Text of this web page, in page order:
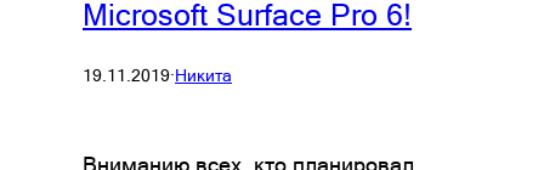
Microsoft Surface Pro 6!
19.11.2019·Никита
Вниманию всех, кто планировал